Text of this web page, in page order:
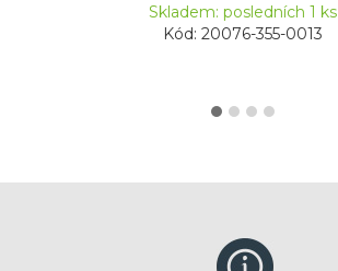
Skladem: posledních 1 ks
Kód: 20076-355-0013